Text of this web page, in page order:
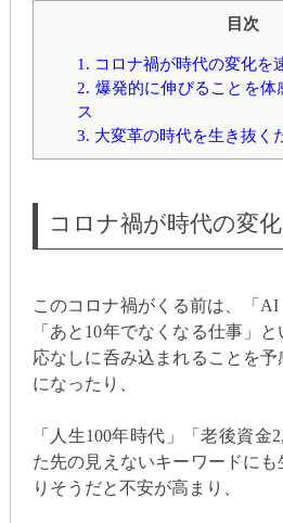
目次
1. コロナ禍が時代の変化を
2. 爆発的に伸びることを
ス
3. 大変革の時代を生き抜く
コロナ禍が時代の変
このコロナ禍がくる前は、「AI
「あと10年でなくなる仕事」
応なしに呑み込まれることを
になったり、
「人生100年時代」「老後資金
た先の見えないキーワードに
りそうだと不安が高まり、